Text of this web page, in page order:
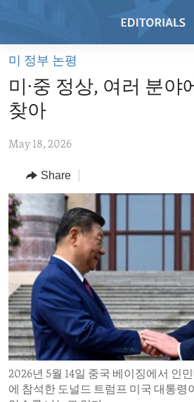
Skip
main
content
to
Navigation
Skip
to
Search
HOME
VIDEO
REGIONS
AFRICA
AMERICAS
ASIA
EUROPE
MIDDLE EAST
TOPICS
HUMAN RIGHTS
SECURITY AND DEFENSE
AID AND DEVELOPMENT
DEMOCRACY AND GOVERNANCE
ECONOMY AND TRADE
ENVIRONMENT AND HEALTH
IDEALS AND INSTITUTIONS
ARCHIVE
ABOUT US
FOLLOW US
미 정부 논평
미∙중 정상, 여러 분야
찾아
May 18, 2026
Share
2026년 5월 14일 중국 베이징에서 인
에 참석한 도널드 트럼프 미국 대통령